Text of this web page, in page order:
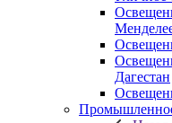
Дагестан